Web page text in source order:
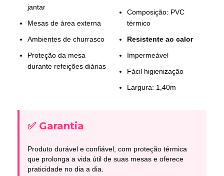
jantar
Mesas de área externa
Ambientes de churrasco
Proteção da mesa
durante refeições diárias
Composição: PVC
térmico
Resistente ao calor
Impermeável
Fácil higienização
Largura: 1,40m
✅ Garantia
Produto durável e confiável, com proteção térmica
que prolonga a vida útil de suas mesas e oferece
praticidade no dia a dia.